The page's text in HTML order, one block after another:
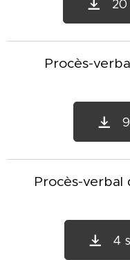
Procès-
Procès-
4